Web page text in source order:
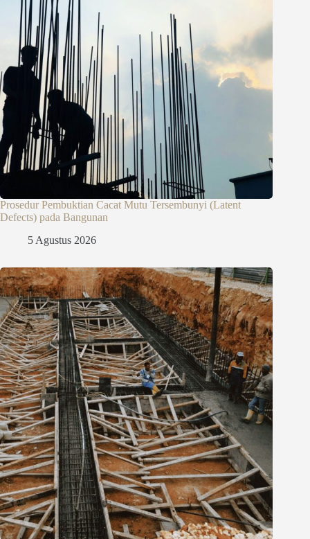
Prosedur Pembuktian Cacat Mutu Tersembunyi (Latent
Defects) pada Bangunan
5 Agustus 2026